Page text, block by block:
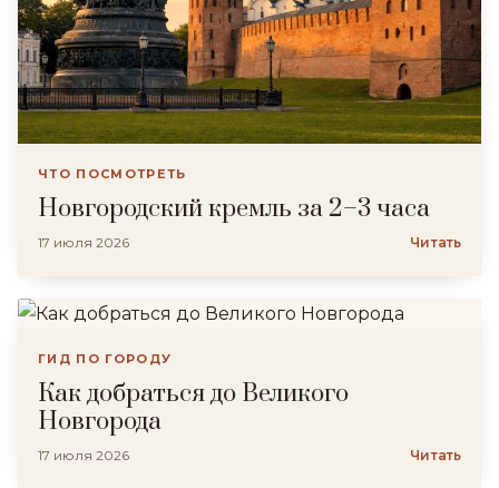
ЧТО ПОСМОТРЕТЬ
Новгородский кремль за 2–3 часа
17 июля 2026 Читать
ГИД ПО ГОРОДУ
Как добраться до Великого
Новгорода
17 июля 2026 Читать